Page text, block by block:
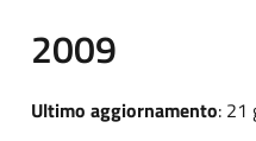
2009
Ultimo aggiornamento: 21